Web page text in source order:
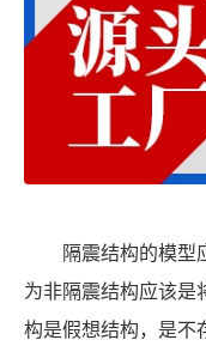
隔震结构的模型
为非隔震结构应该是
构是假想结构，是不